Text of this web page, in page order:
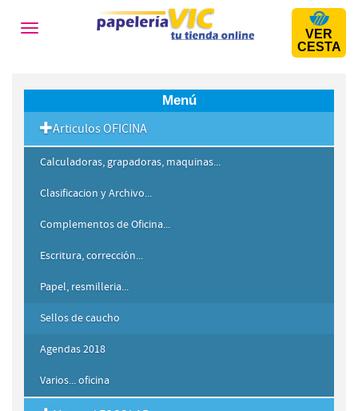
Toggle
VER
CESTA
Menú
Articulos OFICINA
Calculadoras, grapadoras, maquinas...
Clasificacion y Archivo...
Complementos de Oficina...
Escritura, corrección...
Papel, resmilleria...
Sellos de caucho
Agendas 2018
Varios... oficina